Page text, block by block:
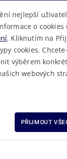
o přístupnosti
nejlepší
o cookies
. Kliknutím na
cookies.
výběrem
webových
PŘIJMOUT